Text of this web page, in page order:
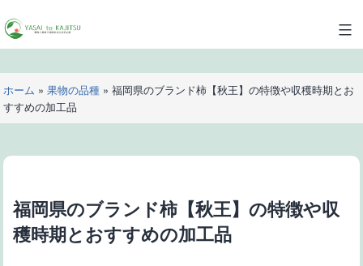
ン
テ
ツ
へ
ス
ッ
YASAI
to
KAJITSU
ホーム » 果物の品種» 福岡県のブランド柿【秋王】の特徴や収穫時期とお
すすめの加工品
福岡県のブランド柿【秋王】の特徴や収
穫時期とおすすめの加工品